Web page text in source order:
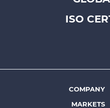
ISO
FooterCOMPANY
MARKETS